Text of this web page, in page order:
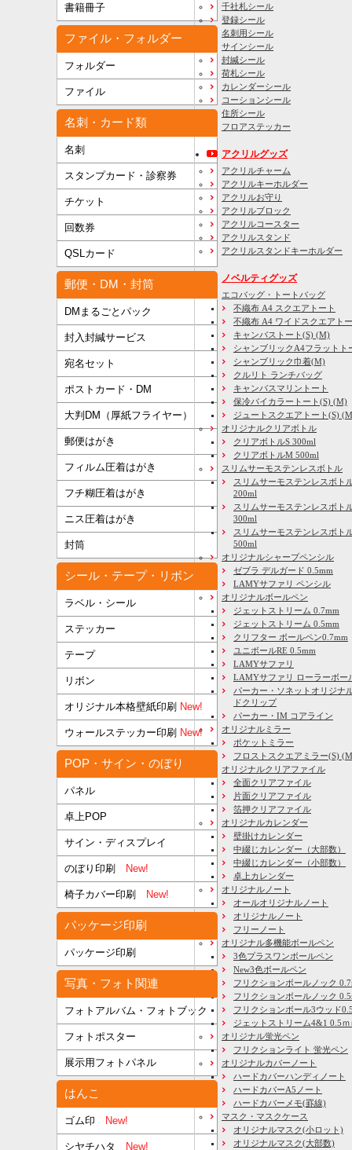
書籍冊子
ファイル・フォルダー
フォルダー
ファイル
名刺・カード類
名刺
スタンプカード・診察券
チケット
回数券
QSLカード
郵便・DM・封筒
DMまるごとパック
封入封緘サービス
宛名セット
ポストカード・DM
大判DM（厚紙フライヤー）
郵便はがき
フィルム圧着はがき
フチ糊圧着はがき
ニス圧着はがき
封筒
シール・テープ・リボン
ラベル・シール
ステッカー
テープ
リボン
オリジナル本格壁紙印刷 New!
ウォールステッカー印刷 New!
POP・サイン・のぼり
パネル
卓上POP
サイン・ディスプレイ
のぼり印刷 New!
椅子カバー印刷 New!
パッケージ印刷
パッケージ印刷
写真・フォト関連
フォトアルバム・フォトブック
フォトポスター
展示用フォトパネル
はんこ
ゴム印 New!
シヤチハタ New!
千社札シール
登録シール
名刺用シール
サインシール
封緘シール
荷札シール
カレンダーシール
コーションシール
住所シール
フロアステッカー
アクリルグッズ
アクリルチャーム
アクリルキーホルダー
アクリルお守り
アクリルブロック
アクリルコースター
アクリルスタンド
アクリルスタンドキーホルダー
ノベルティグッズ
エコバッグ・トートバッグ
不織布 A4 スクエアトート
不織布 A4 ワイドスクエアト
キャンバストート(S) (M)
シャンブリックA4フラットト
シャンブリック巾着(M)
クルリト ランチバッグ
キャンバスマリントート
保冷バイカラートート(S) (M)
ジュートスクエアトート(S)
オリジナルクリアボトル
クリアボトルS 300ml
クリアボトルM 500ml
スリムサーモステンレスボトル
スリムサーモステンレスボト
200ml
スリムサーモステンレスボト
300ml
スリムサーモステンレスボト
500ml
オリジナルシャープペンシル
ゼブラ デルガード 0.5mm
LAMYサファリ ペンシル
オリジナルボールペン
ジェットストリーム 0.7mm
ジェットストリーム 0.5mm
クリフター ボールペン0.7mm
ユニボールRE 0.5mm
LAMYサファリ
LAMYサファリ ローラーボー
パーカー・ソネットオリジナ
ドクリップ
パーカー・IM コアライン
オリジナルミラー
ポケットミラー
フロストスクエアミラー(S)
オリジナルクリアファイル
全面クリアファイル
片面クリアファイル
箔押クリアファイル
オリジナルカレンダー
壁掛けカレンダー
中綴じカレンダー（大部数）
中綴じカレンダー（小部数）
卓上カレンダー
オリジナルノート
オールオリジナルノート
オリジナルノート
フリーノート
オリジナル多機能ボールペン
3色プラスワンボールペン
New3色ボールペン
フリクションボールノック
フリクションボールノック
フリクションボール3ウッド
ジェットストリーム4&1 0.5ｍ
オリジナル蛍光ペン
フリクションライト 蛍光ペン
オリジナルカバーノート
ハードカバーハンディノート
ハードカバーA5ノート
ハードカバーメモ(罫線)
マスク・マスクケース
オリジナルマスク(小ロット)
オリジナルマスク(大部数)